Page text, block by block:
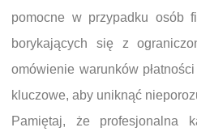
pomocne w przypadku osób
borykających się z
omówienie warunków
kluczowe, aby uniknąć
Pamiętaj, że profesjonalna